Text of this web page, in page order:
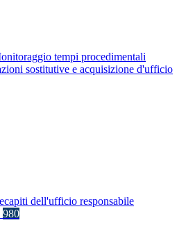
tempi procedimentali
sostitutive e acquisizione d'ufficio
dell'ufficio responsabile
980